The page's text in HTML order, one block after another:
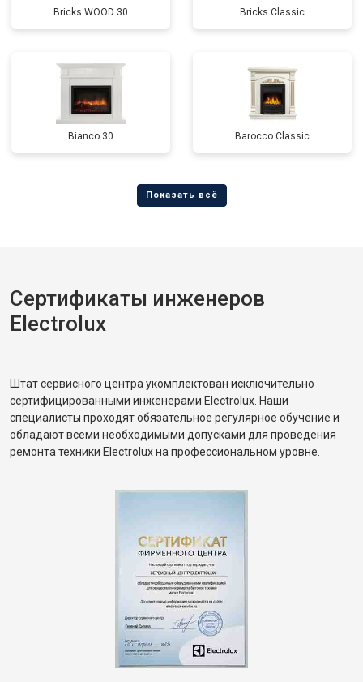
Bricks WOOD 30 Bricks Classic
Bianco 30 Barocco Classic
Сертификаты инженеров
Electrolux
Штат сервисного центра укомплектован исключительно
сертифицированными инженерами Electrolux. Наши
специалисты проходят обязательное регулярное обучение и
обладают всеми необходимыми допусками для проведения
ремонта техники Electrolux на профессиональном уровне.